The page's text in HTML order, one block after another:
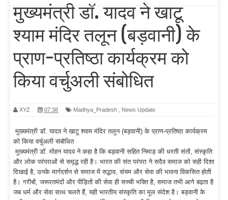
मुख्यमंत्री डॉ. यादव ने खाटू
श्याम मंदिर तलून (बड़वानी) के
प्राण-प्रतिष्ठा कार्यक्रम को
किया वर्चुअली संबोधित
XYZ 07:38 Madhya_Pradesh News Update
मुख्यमंत्री डॉ. यादव ने खाटू श्याम मंदिर तलून (बड़वानी) के प्राण-प्रतिष्ठा कार्यक्रम
को किया वर्चुअली संबोधित
मुख्यमंत्री डॉ. मोहन यादव ने कहा है कि बड़वानी सहित निमाड़ की धरती संतों, संस्कृति
और लोक परंपराओं से समृद्ध रही है। भारत की संत परंपरा ने सदैव समाज को सही दिशा
दिखाई है, उनके मार्गदर्शन से समाज में सद्भाव, संयम और सेवा की भावना विकसित होती
है। गरीबों, जरूरतमंदों और पीड़ितों की सेवा ही सच्ची भक्ति है, समाज तभी आगे बढ़ता है
जब धर्म और सेवा साथ चलते हैं, यही भारतीय संस्कृति का मूल संदेश है। बड़वानी के